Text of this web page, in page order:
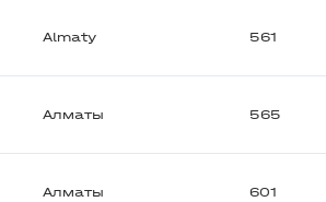
Almaty 561
Алматы 565
Алматы 601